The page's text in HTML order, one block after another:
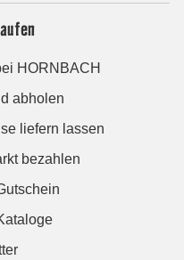
HORNBACH
abholen
liefern lassen
bezahlen